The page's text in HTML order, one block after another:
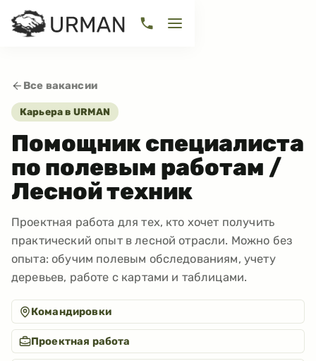
Все вакансии
Карьера в URMAN
Помощник специалиста
по полевым работам /
Лесной техник
Проектная работа для тех, кто хочет получить
практический опыт в лесной отрасли. Можно без
опыта: обучим полевым обследованиям, учету
деревьев, работе с картами и таблицами.
Командировки
Проектная работа